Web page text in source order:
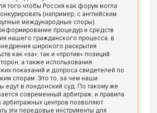
того чтобы Россия как форум могла
(например, с английским
международные споры)
процедур и средств
нашего гражданского процесса, в
широкого раскрытия
как «за», так и «против» позиций
а также использования
показаний и допроса свидетелей по
спорам. Это то, за чем наши
едут в лондонский суд. По такому же
современный арбитраж, и правила
арбитражных центров позволяют
эти передовые инструменты для